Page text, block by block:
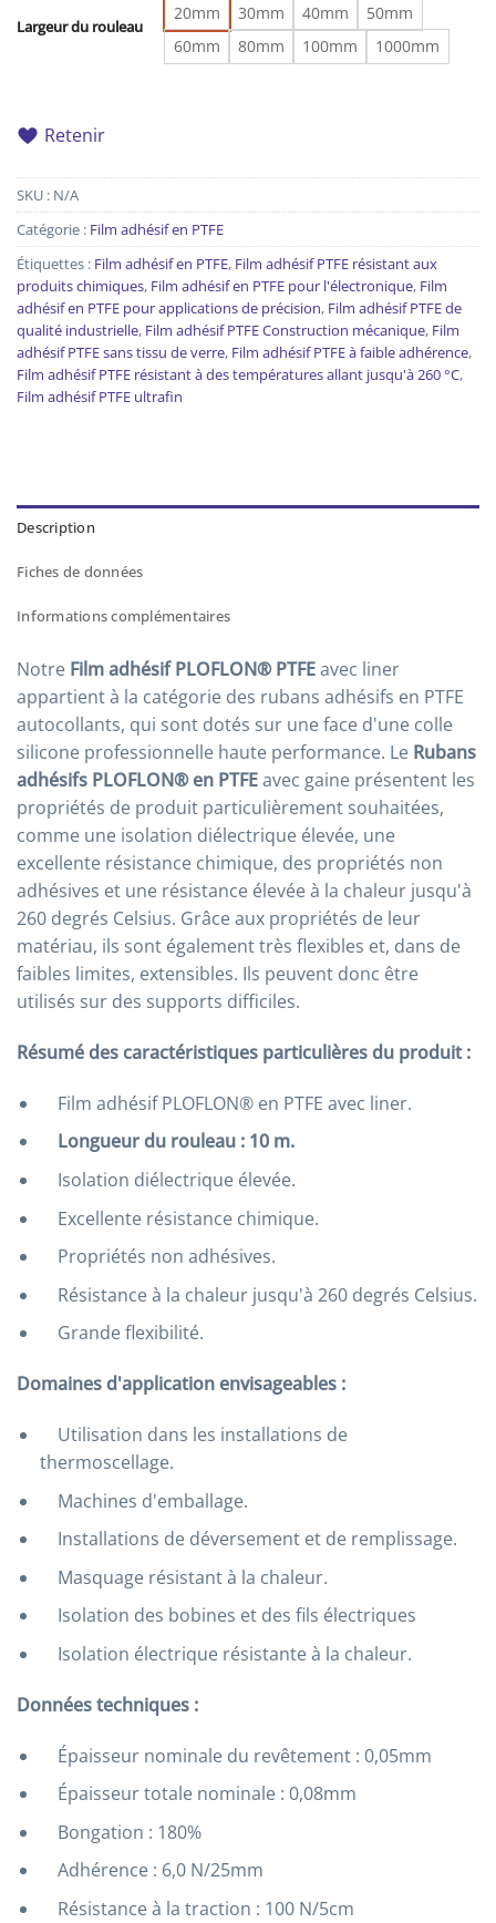
Largeur du rouleau
20mm 30mm 40mm
50mm
60mm
80mm 100mm 1000mm
Retenir
SKU : N/A
Catégorie : Film adhésif en PTFE
Étiquettes : Film adhésif en PTFE, Film adhésif PTFE résistant aux
produits chimiques, Film adhésif en PTFE pour l'électronique, Film
adhésif en PTFE pour applications de précision, Film adhésif PTFE de
qualité industrielle, Film adhésif PTFE Construction mécanique, Film
adhésif PTFE sans tissu de verre, Film adhésif PTFE à faible adhérence,
Film adhésif PTFE résistant à des températures allant jusqu'à 260 °C,
Film adhésif PTFE ultrafin
Description
Fiches de données
Informations complémentaires
Notre Film adhésif PLOFLON® PTFEavec liner
appartient à la catégorie des rubans adhésifs en PTFE
autocollants, qui sont dotés sur une face d'une colle
silicone professionnelle haute performance. Le Rubans
adhésifs PLOFLON® en PTFEavec gaine présentent les
propriétés de produit particulièrement souhaitées,
comme une isolation diélectrique élevée, une
excellente résistance chimique, des propriétés non
adhésives et une résistance élevée à la chaleur jusqu'à
260 degrés Celsius. Grâce aux propriétés de leur
matériau, ils sont également très flexibles et, dans de
faibles limites, extensibles. Ils peuvent donc être
utilisés sur des supports difficiles.
Résumé des caractéristiques particulières du produit :
Film adhésif PLOFLON® en PTFE avec liner.
Longueur du rouleau : 10 m.
Isolation diélectrique élevée.
Excellente résistance chimique.
Propriétés non adhésives.
Résistance à la chaleur jusqu'à 260 degrés Celsius.
Grande flexibilité.
Domaines d'application envisageables :
Utilisation dans les installations de
thermoscellage.
Machines d'emballage.
Installations de déversement et de remplissage.
Masquage résistant à la chaleur.
Isolation des bobines et des fils électriques
Isolation électrique résistante à la chaleur.
Données techniques :
Épaisseur nominale du revêtement : 0,05mm
Épaisseur totale nominale : 0,08mm
Bongation : 180%
Adhérence : 6,0 N/25mm
Résistance à la traction : 100 N/5cm